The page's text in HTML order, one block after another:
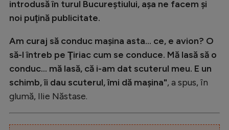
introdusă în turul Bucureştiului, aşa ne facem şi
noi puţină publicitate.
Am curaj să conduc maşina asta... ce, e avion? O
să-l întreb pe Ţiriac cum se conduce. Mă lasă să o
conduc... mă lasă, că i-am dat scuterul meu. E un
schimb, îi dau scuterul, îmi dă maşina", a spus, în
glumă, Ilie Năstase.